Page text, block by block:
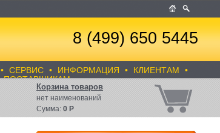
8 (499) 650 5445
• СЕРВИС • ИНФОРМАЦИЯ • КЛИЕНТАМ
•
ПОСТАВЩИКАМ
Корзина товаров
нет наименований
Сумма: 0 Р